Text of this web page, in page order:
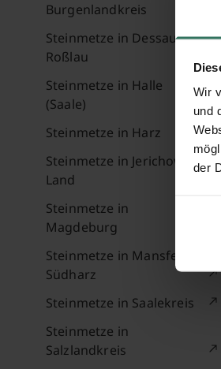
Wir
und
der
Burgenlandkreis
Steinmetze in Dessau-
Roßlau
Steinmetze in Halle
(Saale)
Steinmetze in Harz
Steinmetze in Jerichower
Land
Steinmetze in
Magdeburg
Steinmetze in Mansfeld-
Südharz
Steinmetze in Saalekreis
Steinmetze in
Salzlandkreis